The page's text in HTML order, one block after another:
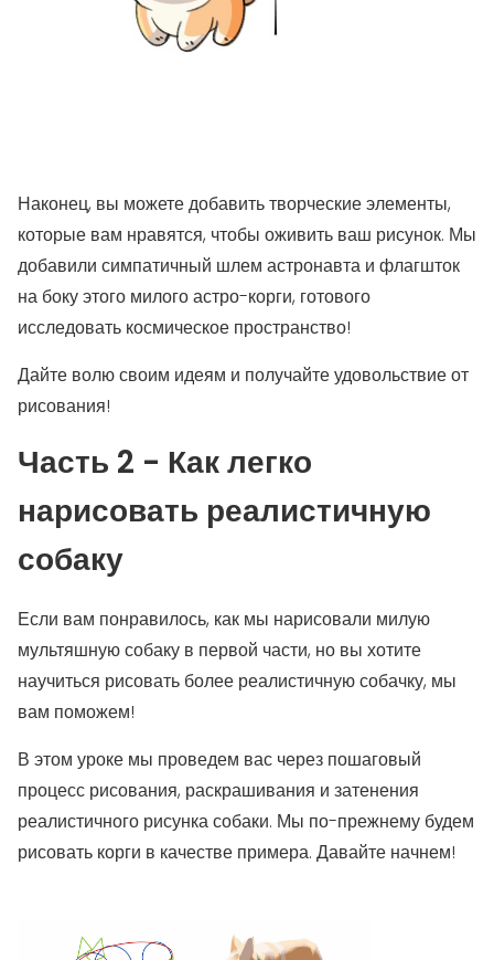
Наконец, вы можете добавить творческие элементы,
которые вам нравятся, чтобы оживить ваш рисунок. Мы
добавили симпатичный шлем астронавта и флагшток
на боку этого милого астро-корги, готового
исследовать космическое пространство!
Дайте волю своим идеям и получайте удовольствие от
рисования!
Часть 2 - Как легко
нарисовать реалистичную
собаку
Если вам понравилось, как мы нарисовали милую
мультяшную собаку в первой части, но вы хотите
научиться рисовать более реалистичную собачку, мы
вам поможем!
В этом уроке мы проведем вас через пошаговый
процесс рисования, раскрашивания и затенения
реалистичного рисунка собаки. Мы по-прежнему будем
рисовать корги в качестве примера. Давайте начнем!